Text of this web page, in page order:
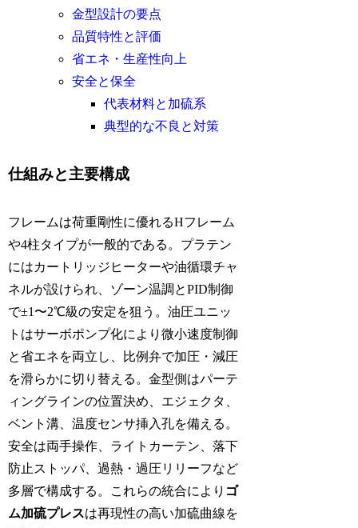
金型設計の要点
品質特性と評価
省エネ・生産性向上
安全と保全
代表材料と加硫系
典型的な不良と対策
仕組みと主要構成
フレームは荷重剛性に優れるHフレーム
や4柱タイプが一般的である。プラテン
にはカートリッジヒーターや油循環チャ
ネルが設けられ、ゾーン温調とPID制御
で±1〜2℃級の安定を狙う。油圧ユニッ
トはサーボポンプ化により微小速度制御
と省エネを両立し、比例弁で加圧・減圧
を滑らかに切り替える。金型側はパーテ
ィングラインの位置決め、エジェクタ、
ベント溝、温度センサ挿入孔を備える。
安全は両手操作、ライトカーテン、落下
防止ストッパ、過熱・過圧リリーフなど
多層で構成する。これらの統合により ゴ
ム加硫プレスは再現性の高い加硫曲線を